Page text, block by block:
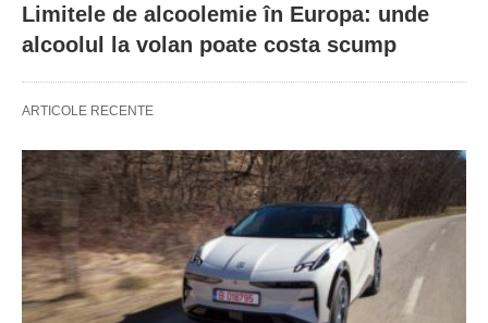
Limitele de alcoolemie în Europa: unde
alcoolul la volan poate costa scump
ARTICOLE RECENTE